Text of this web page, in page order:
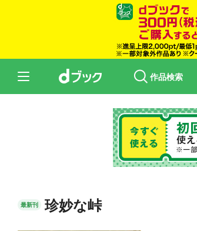
作品検索
最新刊 珍妙な峠